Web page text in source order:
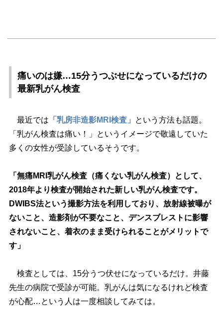
痛いのは嫌…15分うつぶせになっているだけの
最新乳がん検査
最近では 「乳房非造影MRI検査」
という方法も話題。
「乳がん検査は痛い！」というイメージで敬遠していた
多くの女性が受診しているそうです。
「無痛MRI乳がん検査（痛くない乳がん検査）として、
2018年より検査が開始された新しい乳がん検査です。
DWIBS法という撮影方法を利用しており、放射線被曝が
ないこと、造影剤が不要なこと、デンスブレストに影響
されないこと、着衣のまま受けられることがメリットで
す」
検査としては、15分うつ伏せになっているだけ。井藤
先生の病院で受診が可能。乳がんは気になるけれど検査
が心配…という人は一度相談してみては。